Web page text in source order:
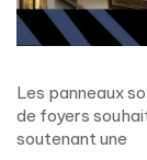
Les panneaux
de foyers
soutenant une